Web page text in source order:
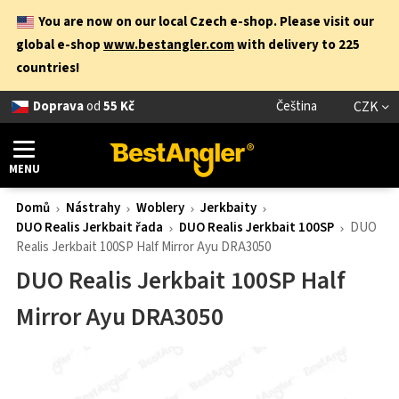
You are now on our local Czech e-shop. Please visit our
global e-shopwww.bestangler.comwith delivery to 225
countries!
Dopravaod55 Kč Čeština CZK
MENU
Domů Nástrahy Woblery
Jerkbaity
DUO Realis Jerkbait řada
DUO Realis Jerkbait 100SP
DUO
Realis Jerkbait 100SP Half Mirror Ayu DRA3050
DUO Realis Jerkbait 100SP Half
Mirror Ayu DRA3050